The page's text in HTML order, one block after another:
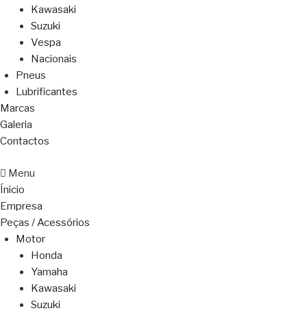
Kawasaki
Suzuki
Vespa
Nacionais
Pneus
Lubrificantes
Marcas
Galeria
Contactos
Menu
Ínicio
Empresa
Peças / Acessórios
Motor
Honda
Yamaha
Kawasaki
Suzuki